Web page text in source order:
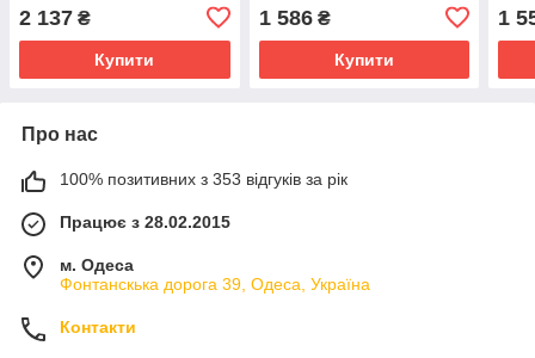
2 137 ₴
Купити
1 586₴
Купити
1
Про нас
100% позитивних з 353 відгуків за рік
Працює з 28.02.2015
м. Одеса
Фонтанскька дорога 39, Одеса, Україна
Контакти